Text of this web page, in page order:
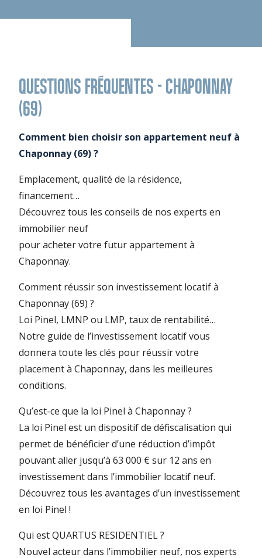
QUESTIONS FRÉQUENTES - CHAPONNAY
(69)
Comment bien choisir son appartement neuf à
Chaponnay (69) ?
Emplacement, qualité de la résidence,
financement…
Découvrez tous les conseils de nos experts en
immobilier neuf
pour acheter votre futur appartement à
Chaponnay.
Comment réussir son investissement locatif à
Chaponnay (69) ?
Loi Pinel, LMNP ou LMP, taux de rentabilité…
Notre guide de l’investissement locatifvous
donnera toute les clés pour réussir votre
placement à Chaponnay, dans les meilleures
conditions.
Qu’est-ce que la loi Pinel à Chaponnay ?
La loi Pinel est un dispositif de défiscalisation qui
permet de bénéficier d’une réduction d’impôt
pouvant aller jusqu’à 63 000 € sur 12 ans en
investissement dans l’immobilier locatif neuf.
Découvrez tous les avantages d’un investissement
en loi Pinel !
Qui est QUARTUS RESIDENTIEL ?
Nouvel acteur dans l’immobilier neuf, nos experts